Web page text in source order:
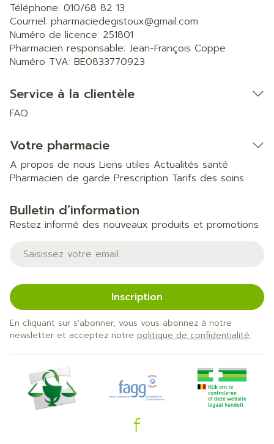
Téléphone: 010/68 82 13
Courriel: pharmaciedegistoux@gmail.com
Numéro de licence: 251801
Pharmacien responsable: Jean-François Coppe
Numéro TVA: BE0833770923
Service à la clientèle
FAQ
Votre pharmacie
A propos de nous Liens utiles Actualités santé
Pharmacien de garde Prescription Tarifs des soins
Bulletin d’information
Restez informé des nouveaux produits et promotions
Adresse mail
Inscription
En cliquant sur s'abonner, vous vous abonnez à notre
newsletter et acceptez notre politique de confidentialité.